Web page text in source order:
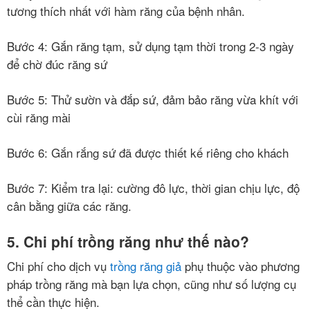
tương thích nhất với hàm răng của bệnh nhân.
Bước 4: Gắn răng tạm, sử dụng tạm thời trong 2-3 ngày
để chờ đúc răng sứ
Bước 5: Thử sườn và đắp sứ, đảm bảo răng vừa khít với
cùi răng mài
Bước 6: Gắn rắng sứ đã được thiết kế riêng cho khách
Bước 7: Kiểm tra lại: cường đô lực, thời gian chịu lực, độ
cân bằng giữa các răng.
5. Chi phí trồng răng như thế nào?
Chi phí cho dịch vụ trồng răng giả phụ thuộc vào phương
pháp trồng răng mà bạn lựa chọn, cũng như số lượng cụ
thể cần thực hiện.